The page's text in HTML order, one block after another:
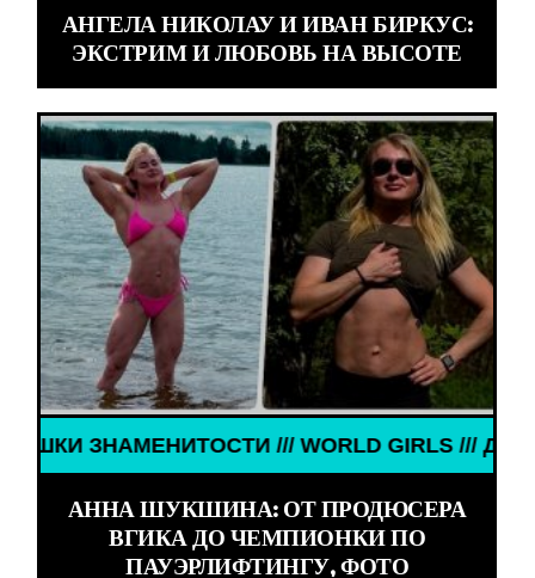
АНГЕЛА НИКОЛАУ И ИВАН БИРКУС:
ЭКСТРИМ И ЛЮБОВЬ НА ВЫСОТЕ
/// WORLD GIRLS /// ДЕВУШКИ
АННА ШУКШИНА: ОТ ПРОДЮСЕРА
ВГИКА ДО ЧЕМПИОНКИ ПО
ПАУЭРЛИФТИНГУ, ФОТО